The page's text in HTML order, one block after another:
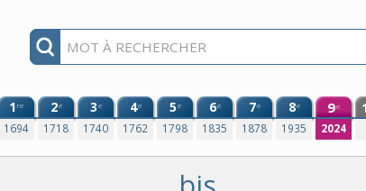
1re
1694
2e
1718
3e
1740
4e
1762
5e
1798
6e
1835
7e
1878
8e
1935
9e
2024